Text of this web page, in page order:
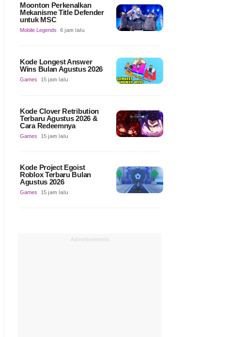
Moonton Perkenalkan
Mekanisme Title Defender
untuk MSC
Mobile Legends 6 jam lalu
Kode Longest Answer
Wins Bulan Agustus 2026
Games 15 jam lalu
Kode Clover Retribution
Terbaru Agustus 2026 &
Cara Redeemnya
Games 15 jam lalu
Kode Project Egoist
Roblox Terbaru Bulan
Agustus 2026
Games 15 jam lalu
Advertisements